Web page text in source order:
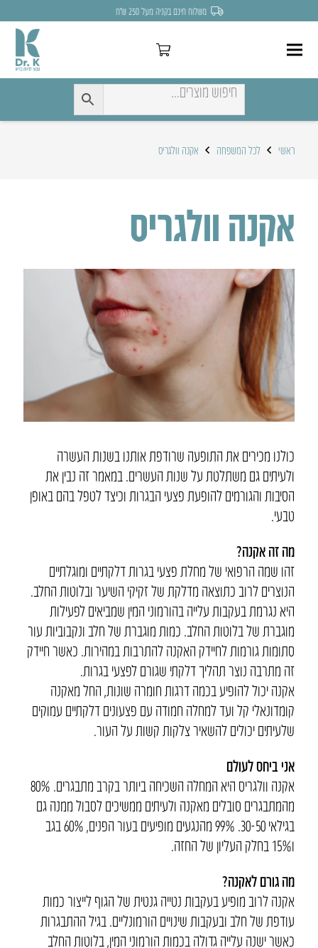
משלוח חינם בקניה מעל 250 ש״ח
ראשי לכל המשפחה אקנה וולגריס
אקנה וולגריס
כולנו מכירים את התופעה שרודפת אותנו בשנות העשרה
ולעיתים גם משתלטת על שנות העשרים. במאמר זה נבין את
הסיבות והגורמים להופעת פצעי הבגרות וכיצד לטפל בהם באופן
טבעי.
מה זה אקנה?
זהו שמה הרפואי של מחלת פצעי בגרות דלקתיים ומוגלתיים
הנוצרים לרוב כתוצאה מדלקת של זקיקי השיער ובלוטות החלב.
היא נגרמת בעקבות עלייה בהורמוני המין שמביאים לפעילות
מוגברת של בלוטות החלב. כמות מוגברת של חלב ונקבוביות עור
סתומות גורמות לחיידק האקנה להתרבות במהירות. כאשר חיידק
זה מתרבה נוצר תהליך דלקתי שגורם לפצעי בגרות.
אקנה יכול להופיע בכמה דרגות חומרה שונות, החל מאקנה
קומדונאלי קל ועד למחלה חמודה עם פצעונים דלקתיים עמוקים
שלעיתים יכולים להשאיר צלקות קשות על העור.
אני ביחס לעולם
אקנה וולגריס היא המחלה השכיחה ביותר בקרב מתבגרים. 80%
מהמתבגרים סובלים מאקנה ולעיתים ממשיכים לסבול ממנה גם
בגילאי 30-50. 99% מהנגעים מופיעים בעור הפנים, 60% בגב
ו15% בחלק העליון של החזה.
מה גורם לאקנה?
אקנה לרוב מופיע בעקבות נטייה גנטית של הגוף לייצור כמות
עודפת של חלב ובעקבות שינויים הורמונליים. בגיל ההתבגרות
כאשר ישנה עלייה גדולה בכמות הורמוני המין, בלוטות החלב